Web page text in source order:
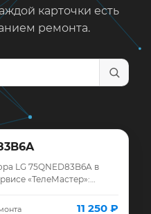
карточки есть
ремонта.
LG 75QNED83B6A в
«ТелеМастер»:
до 12 месяцев.11 250 ₽